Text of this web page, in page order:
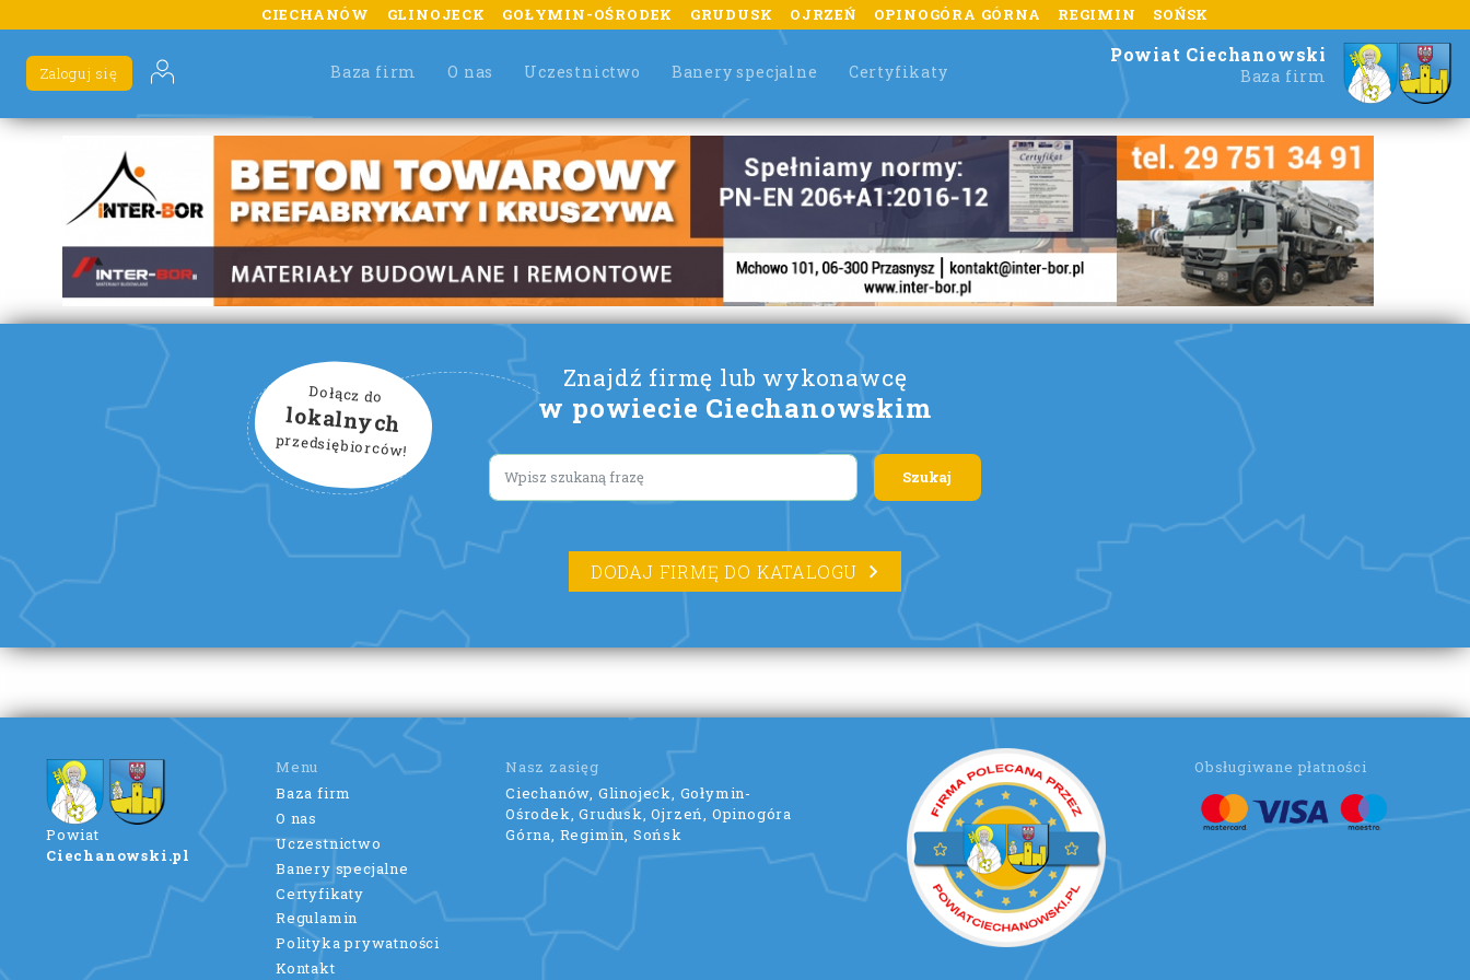
CIECHANÓW GLINOJECK GOŁYMIN-OŚRODEK GRUDUSK OJRZEŃ OPINOGÓRA GÓRNA REGIMIN SOŃSK
Baza firm O nas Uczestnictwo Banery specjalne Certyfikaty
Zaloguj się
Powiat Ciechanowski
Baza firm
Znajdź firmę lub wykonawcę
w powiecie Ciechanowskim
Dołącz do
lokalnych
przedsiębiorców!
Lorem ipsum
DODAJ FIRMĘ DO KATALOGU
Powiat
Ciechanowski.pl
Menu
Baza firm
O nas
Uczestnictwo
Banery specjalne
Certyfikaty
Regulamin
Polityka prywatności
Kontakt
Nasz zasięg
Ciechanów, Glinojeck, Gołymin-
Ośrodek, Grudusk, Ojrzeń, Opinogóra
Górna, Regimin, Sońsk
Obsługiwane płatności